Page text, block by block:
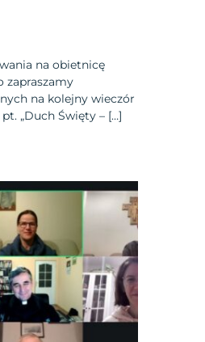
na obietnicę
zapraszamy
na kolejny wieczór
„Duch Święty – […]